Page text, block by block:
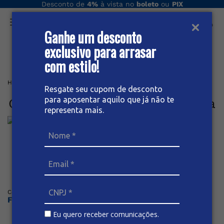
Ganhe um desconto
exclusivo para arrasar
com estilo!
Resgate seu cupom de desconto
para aposentar aquilo que já não te
representa mais.
Eu quero receber comunicações.
Desconto de 4%à vista no boletoou PIX
O que você procura hoje?
Home
Calça Jeans Pantalona Feminina
Posicione o mouse sob a imagem para dar zoom
Código
Faça o login ou cadastre-se para ver os preços